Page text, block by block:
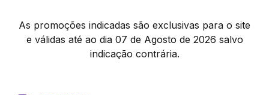
As promoções indicadas são exclusivas para o site
e válidas até ao dia 07 de Agosto de 2026 salvo
indicação contrária.